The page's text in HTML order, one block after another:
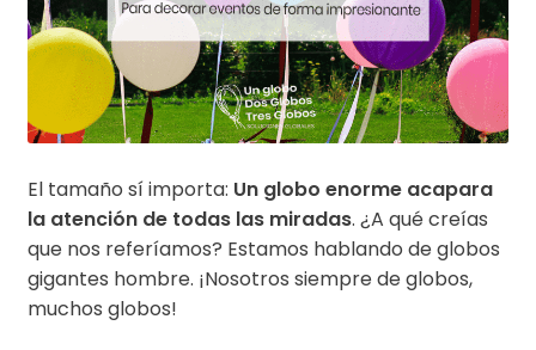
El tamaño sí importa: Un globo enorme acapara
la atención de todas las miradas. ¿A qué creías
que nos referíamos? Estamos hablando de globos
gigantes hombre. ¡Nosotros siempre de globos,
muchos globos!